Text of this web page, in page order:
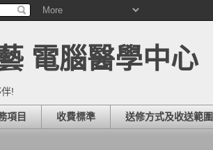
電腦醫學中心
!
項目 收費標準 送修方式及收送範圍